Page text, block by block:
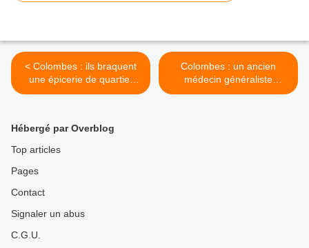
< Colombes : ils braquent
une épicerie de quartier
pour 300 €
Colombes : un ancien
médecin généraliste
devenu archevêque de
Hébergé par Overblog
Top articles
Pages
Contact
Signaler un abus
C.G.U.